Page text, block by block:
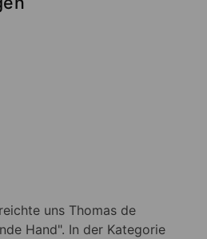
uns Thomas de
Hand". In der Kategorie